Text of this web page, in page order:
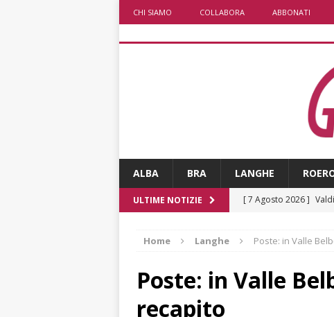
CHI SIAMO COLLABORA ABBONATI
ALBA BRA LANGHE
ULTIME NOTIZIE [ 7 Agosto 2026 ]
[ 7 Agosto 2026 ]
non cancellano il
Home Langhe Poste: in Valle
Poste: in Valle
recapito